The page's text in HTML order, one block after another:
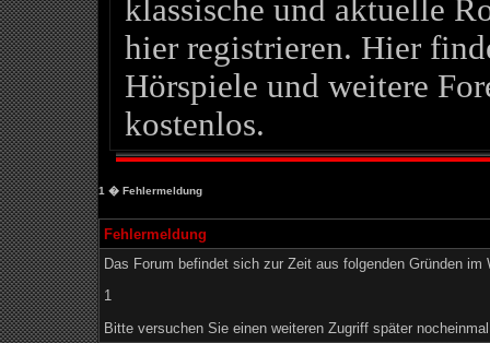
klassische und aktuelle
hier registrieren. Hier
Hörspiele und weitere
kostenlos.
1 � Fehlermeldung
Fehlermeldung
Das Forum befindet sich zur Zeit aus folgenden Gründen im
1
Bitte versuchen Sie einen weiteren Zugriff später